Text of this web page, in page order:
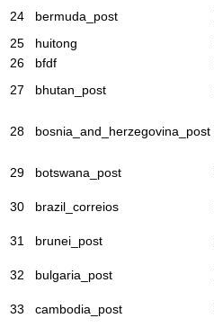
24
bermuda_post
25
huitong
26
bfdf
27
bhutan_post
28 bosnia_and_herzegovina_post
29
botswana_post
30
brazil_correios
31
brunei_post
32
bulgaria_post
33
cambodia_post